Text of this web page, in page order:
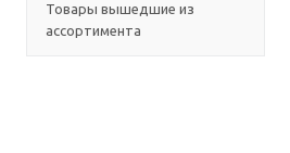
Товары вышедшие из
ассортимента